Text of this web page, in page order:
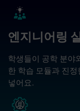
엔지니어링
학생들이 공학 분야
한 학습 모듈과 진
넣어요.